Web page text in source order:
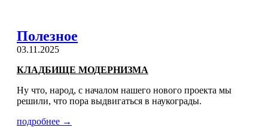
Полезное
03.11.2025
КЛАДБИЩЕ МОДЕРНИЗМА
Ну что, народ, с началом нашего нового проекта мы
решили, что пора выдвигаться в наукограды.
подробнее →